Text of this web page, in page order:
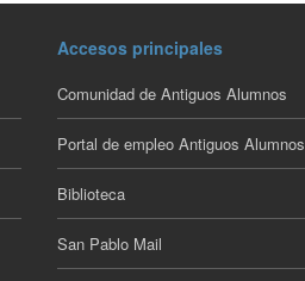
Accesos principales
Comunidad de Antiguos Alumnos
Portal de empleo Antiguos Alumnos
Biblioteca
San Pablo Mail